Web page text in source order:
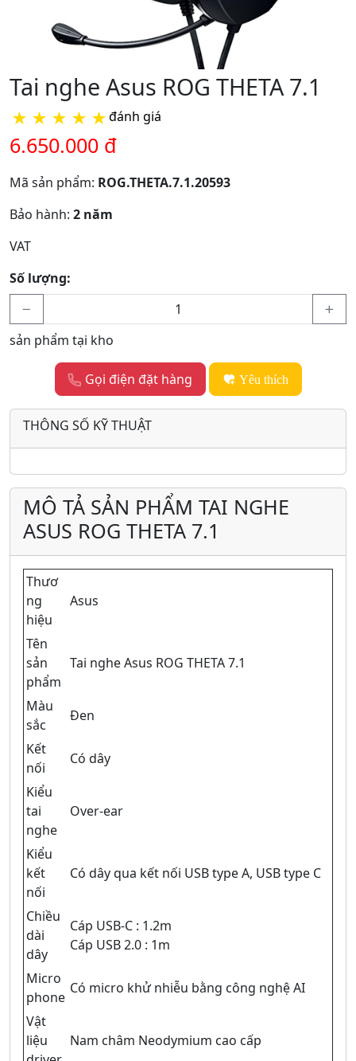
Tai nghe Asus ROG THETA 7.1
★ ★ ★ ★ ★đánh giá
6.650.000 đ
Mã sản phẩm: ROG.THETA.7.1.20593
Bảo hành: 2 năm
VAT
Số lượng:
sản phẩm tại kho
Gọi điện đặt hàng Yêu thích
THÔNG SỐ KỸ THUẬT
MÔ TẢ SẢN PHẨM TAI NGHE
ASUS ROG THETA 7.1
Thươ
ng
hiệu
Asus
Tên
sản
phẩm
Tai nghe Asus ROG THETA 7.1
Màu
sắc
Đen
Kết
nối
Có dây
Kiểu
tai
nghe
Over-ear
Kiểu
kết
nối
Có dây qua kết nối USB type A, USB type C
Chiều
dài
dây
Cáp USB-C : 1.2m
Cáp USB 2.0 : 1m
Micro
phone
Có micro khử nhiễu bằng công nghệ AI
Vật
liệu
Nam châm Neodymium cao cấp